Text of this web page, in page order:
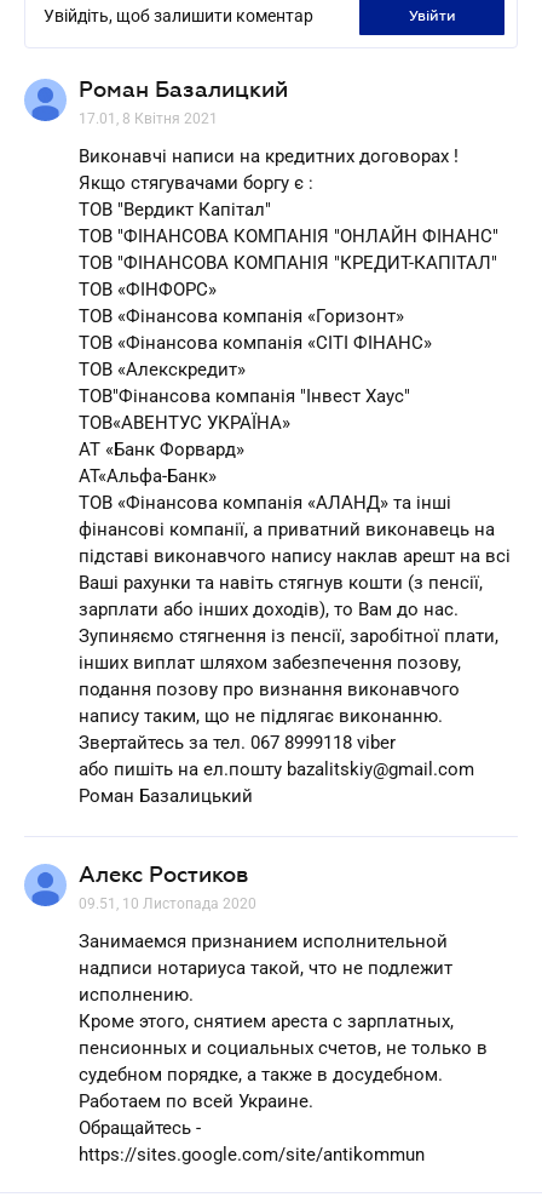
Увійдіть, щоб залишити коментар увійти
Роман Базалицкий
17.01, 8 Квітня 2021
Виконавчі написи на кредитних договорах !
Якщо стягувачами боргу є :
ТОВ "Вердикт Капітал"
ТОВ "ФІНАНСОВА КОМПАНІЯ "ОНЛАЙН ФІНАНС"
ТОВ "ФІНАНСОВА КОМПАНІЯ "КРЕДИТ-КАПІТАЛ"
ТОВ «ФІНФОРС»
ТОВ «Фінансова компанія «Горизонт»
ТОВ «Фінансова компанія «СІТІ ФІНАНС»
ТОВ «Алекскредит»
ТОВ"Фінансова компанія "Інвест Хаус"
ТОВ«АВЕНТУС УКРАЇНА»
АТ «Банк Форвард»
АТ«Альфа-Банк»
ТОВ «Фінансова компанія «АЛАНД» та інші
фінансові компанії, а приватний виконавець на
підставі виконавчого напису наклав арешт на всі
Ваші рахунки та навіть стягнув кошти (з пенсії,
зарплати або інших доходів), то Вам до нас.
Зупиняємо стягнення із пенсії, заробітної плати,
інших виплат шляхом забезпечення позову,
подання позову про визнання виконавчого
напису таким, що не підлягає виконанню.
Звертайтесь за тел. 067 8999118 viber
або пишіть на ел.пошту bazalitskiy@gmail.com
Роман Базалицький
Алекс Ростиков
09.51, 10 Листопада 2020
Занимаемся признанием исполнительной
надписи нотариуса такой, что не подлежит
исполнению.
Кроме этого, снятием ареста с зарплатных,
пенсионных и социальных счетов, не только в
судебном порядке, а также в досудебном.
Работаем по всей Украине.
Обращайтесь -
https://sites.google.com/site/antikommun